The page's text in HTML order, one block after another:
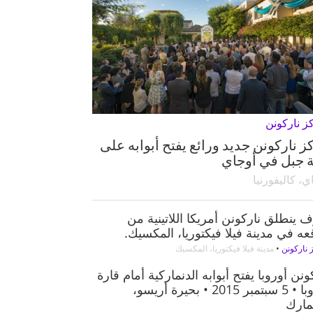
ناركونن
ناركونن جديد ورائع يفتح أبوابه على
جبل في أوجاي
كاليفورنيا
ينطلق ناركونن أمريكا اللاتينية من
في مدينة فيلا فيكتوريا، المكسيك.
ناركونن • مدينة فيلا فيكتوريا، المكسيك
أوروبا يفتح أبوابه الدنماركية أمام قارة
أوروبا • 5 سبتمبر 2015 • بحيرة أريسو،